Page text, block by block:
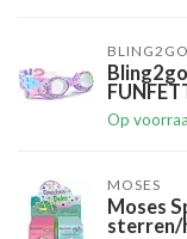
BLING2GO
Op
MOSES
Moses
sterren/